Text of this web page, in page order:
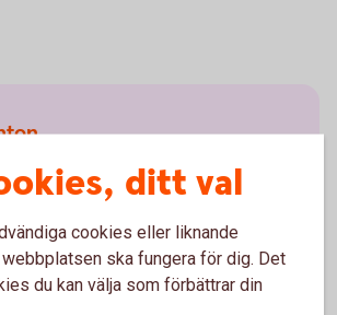
Företagskonto
Bankgironummer
ditt val
cookies eller liknande
ska fungera för dig. Det
du kan välja som förbättrar din